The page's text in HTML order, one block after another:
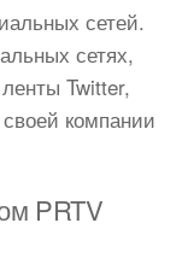
сетей.
сетях,
Twitter,
компании
PRTV